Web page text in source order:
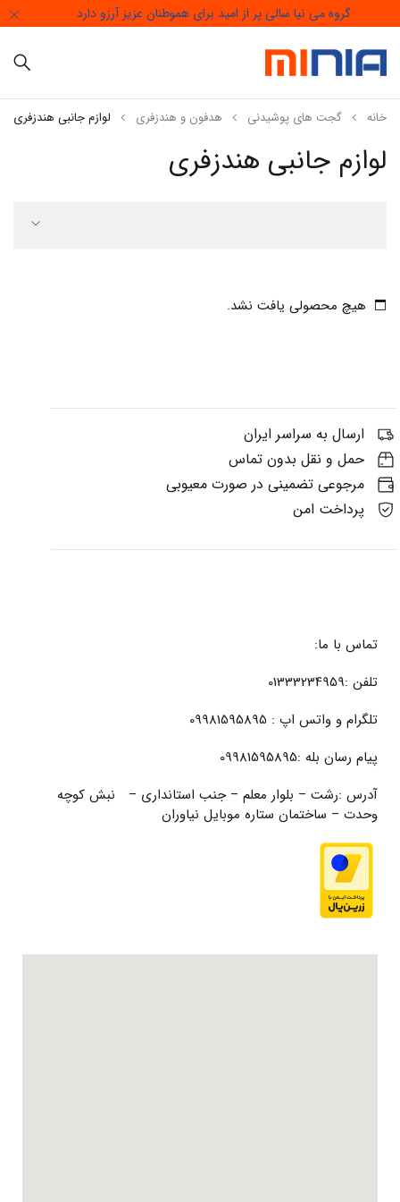
گروه می نیا سالی پر از امید برای هموطنان عزیز آرزو دارد
لوازم جانبی هندزفری
خانه گجت های پوشیدنی هدفون و هندزفری لوازم جانبی هندزفری
هیچ محصولی یافت نشد.
ارسال به سراسر ایران
حمل و نقل بدون تماس
مرجوعی تضمینی در صورت معیوبی
پرداخت امن
تماس با ما:
تلفن :01333234959
تلگرام و واتس اپ : 09981595895
پیام رسان بله :09981595895
آدرس :رشت – بلوار معلم – جنب استانداری – نبش کوچه
وحدت – ساختمان ستاره موبایل نیاوران